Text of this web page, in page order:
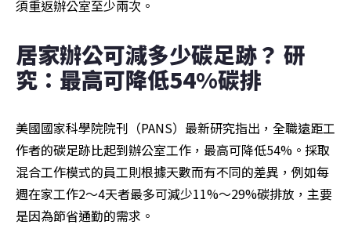
須重返辦公室至少兩次。
居家辦公可減多少碳足跡？ 研
究：最高可降低54%碳排
美國國家科學院院刊（PANS）最新研究指出，全職遠距工
作者的碳足跡比起到辦公室工作，最高可降低54%。採取
混合工作模式的員工則根據天數而有不同的差異，例如每
週在家工作2～4天者最多可減少11%～29%碳排放，主要
是因為節省通勤的需求。